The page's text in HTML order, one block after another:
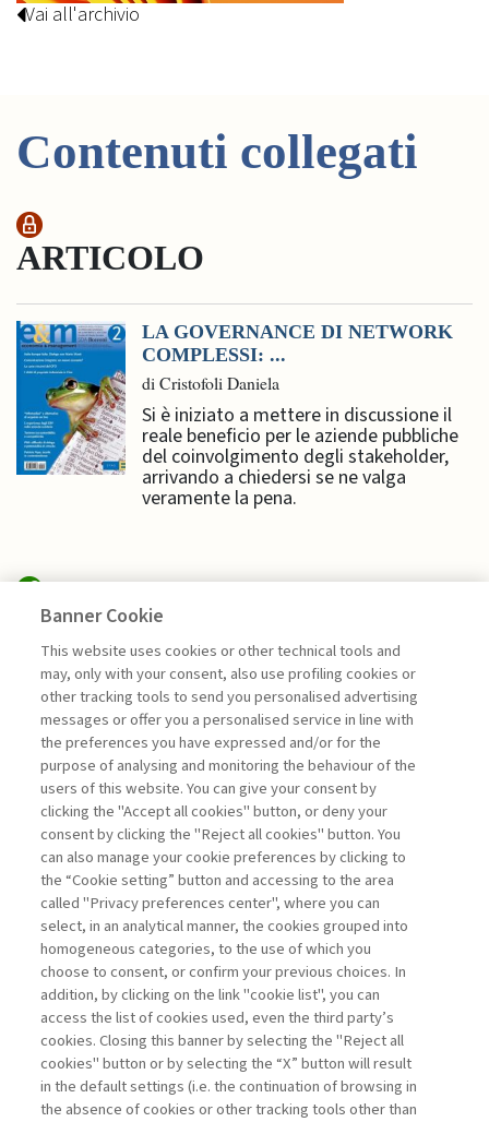
Vai all'archivio
Contenuti collegati
ARTICOLO
LA GOVERNANCE DI NETWORK
COMPLESSI: ...
di Cristofoli Daniela
Si è iniziato a mettere in discussione il
reale beneficio per le aziende pubbliche
del coinvolgimento degli stakeholder,
arrivando a chiedersi se ne valga
veramente la pena.
SUSTAINABILITY
UNA ROADMAP UE VERSO I
NATURE CREDITS: ...
di Sylvie Goulard
La consultazione dei libri è riservata esclusivamente
agli abbonati Premium
Legenda: Accedi Per registrati Per abbonati
Contatti
Banner Cookie
This website uses cookies or other technical tools and
may, only with your consent, also use profiling cookies or
other tracking tools to send you personalised advertising
messages or offer you a personalised service in line with
the preferences you have expressed and/or for the
purpose of analysing and monitoring the behaviour of the
users of this website. You can give your consent by
clicking the "Accept all cookies" button, or deny your
consent by clicking the "Reject all cookies" button. You
can also manage your cookie preferences by clicking to
the “Cookie setting” button and accessing to the area
called "Privacy preferences center", where you can
select, in an analytical manner, the cookies grouped into
homogeneous categories, to the use of which you
choose to consent, or confirm your previous choices. In
addition, by clicking on the link "cookie list", you can
access the list of cookies used, even the third party’s
cookies. Closing this banner by selecting the "Reject all
cookies" button or by selecting the “X” button will result
in the default settings (i.e. the continuation of browsing in
the absence of cookies or other tracking tools other than